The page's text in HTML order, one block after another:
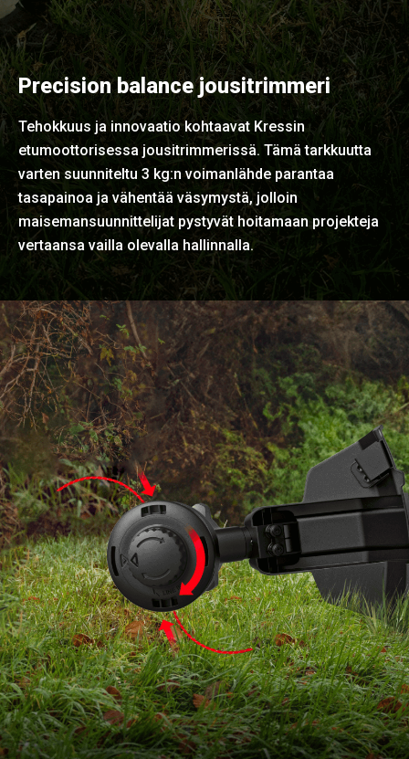
Precision balance jousitrimmeri
Tehokkuus ja innovaatio kohtaavat Kressin
etumoottorisessa jousitrimmerissä. Tämä tarkkuutta
varten suunniteltu 3 kg:n voimanlähde parantaa
tasapainoa ja vähentää väsymystä, jolloin
maisemansuunnittelijat pystyvät hoitamaan projekteja
vertaansa vailla olevalla hallinnalla.